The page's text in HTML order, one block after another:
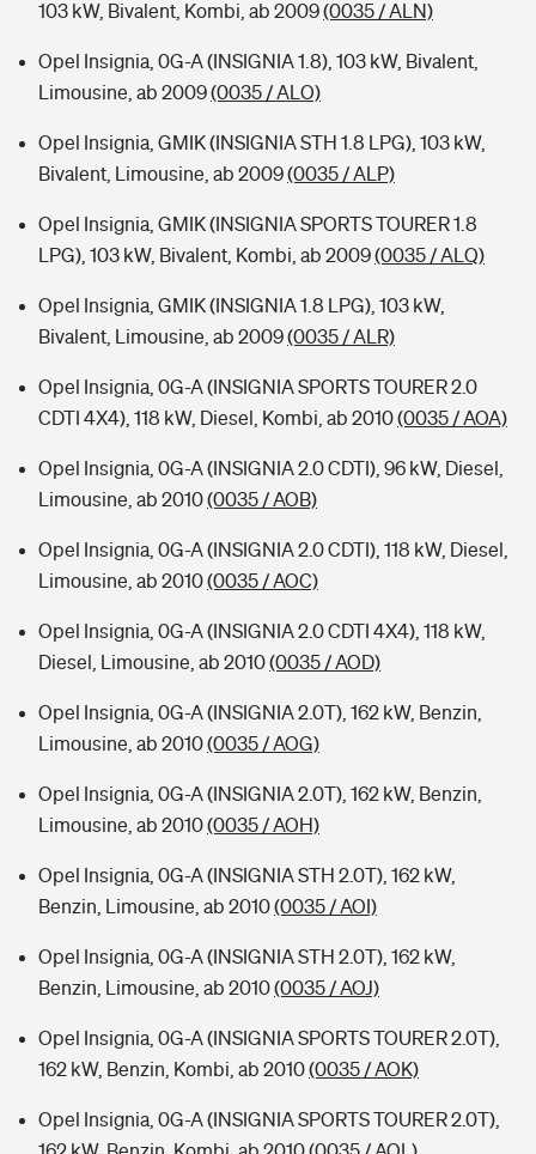
103 kW, Bivalent, Kombi, ab 2009(0035 / ALN)
Opel Insignia, 0G-A (INSIGNIA 1.8), 103 kW, Bivalent,
Limousine, ab 2009(0035 / ALO)
Opel Insignia, GMIK (INSIGNIA STH 1.8 LPG), 103 kW,
Bivalent, Limousine, ab 2009(0035 / ALP)
Opel Insignia, GMIK (INSIGNIA SPORTS TOURER 1.8
LPG), 103 kW, Bivalent, Kombi, ab 2009(0035 / ALQ)
Opel Insignia, GMIK (INSIGNIA 1.8 LPG), 103 kW,
Bivalent, Limousine, ab 2009(0035 / ALR)
Opel Insignia, 0G-A (INSIGNIA SPORTS TOURER 2.0
CDTI 4X4), 118 kW, Diesel, Kombi, ab 2010(0035 / AOA)
Opel Insignia, 0G-A (INSIGNIA 2.0 CDTI), 96 kW, Diesel,
Limousine, ab 2010(0035 / AOB)
Opel Insignia, 0G-A (INSIGNIA 2.0 CDTI), 118 kW, Diesel,
Limousine, ab 2010(0035 / AOC)
Opel Insignia, 0G-A (INSIGNIA 2.0 CDTI 4X4), 118 kW,
Diesel, Limousine, ab 2010(0035 / AOD)
Opel Insignia, 0G-A (INSIGNIA 2.0T), 162 kW, Benzin,
Limousine, ab 2010(0035 / AOG)
Opel Insignia, 0G-A (INSIGNIA 2.0T), 162 kW, Benzin,
Limousine, ab 2010(0035 / AOH)
Opel Insignia, 0G-A (INSIGNIA STH 2.0T), 162 kW,
Benzin, Limousine, ab 2010(0035 / AOI)
Opel Insignia, 0G-A (INSIGNIA STH 2.0T), 162 kW,
Benzin, Limousine, ab 2010(0035 / AOJ)
Opel Insignia, 0G-A (INSIGNIA SPORTS TOURER 2.0T),
162 kW, Benzin, Kombi, ab 2010(0035 / AOK)
Opel Insignia, 0G-A (INSIGNIA SPORTS TOURER 2.0T),